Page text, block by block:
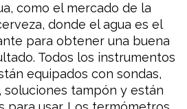
como el mercado de la
donde el agua es el
para obtener una buena
Todos los instrumentos
equipados con sondas,
tampón y están